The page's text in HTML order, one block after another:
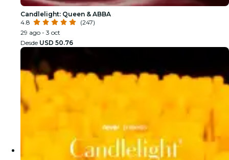
Candlelight: Queen & ABBA
4.8
(247)
29 ago - 3 oct
Desde USD 50.76